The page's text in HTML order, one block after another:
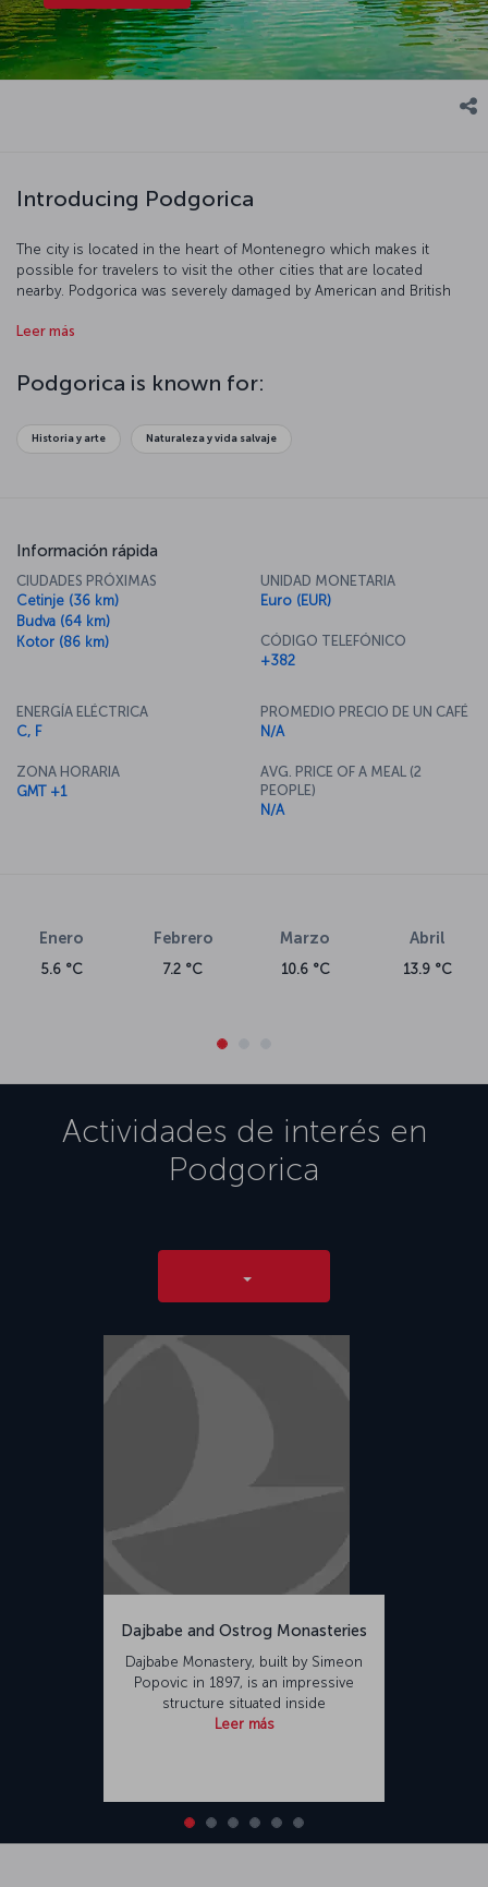
Introducing Podgorica
The city is located in the heart of Montenegro which makes it
possible for travelers to visit the other cities that are located
nearby. Podgorica was severely damaged by American and British
industrialized, and expanded in the years following the conflict.
Leer más
Podgorica is known for:
Historia y arte Naturaleza y vida salvaje
Información rápida
CIUDADES PRÓXIMAS
Cetinje (36 km)
Budva (64 km)
Kotor (86 km)
UNIDAD MONETARIA
Euro (EUR)
CÓDIGO TELEFÓNICO
+382
ENERGÍA ELÉCTRICA
C, F
ZONA HORARIA
GMT +1
PROMEDIO PRECIO DE UN CAFÉ
N/A
AVG. PRICE OF A MEAL (2
PEOPLE)
N/A
Enero
5.6 °C
Febrero
7.2 °C
Marzo
10.6 °C
Abril
13.9 °C
Actividades de interés en
Podgorica
Dajbabe and Ostrog Monasteries
Dajbabe Monastery, built by Simeon
Popovic in 1897, is an impressive
structure situated inside
Leer más